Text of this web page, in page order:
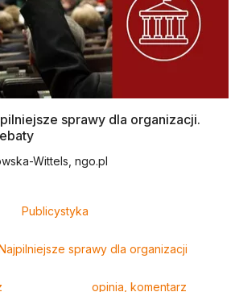
sprawy dla organizacji.
Wittels, ngo.pl
Publicystyka
sprawy dla organizacji
opinia, komentarz